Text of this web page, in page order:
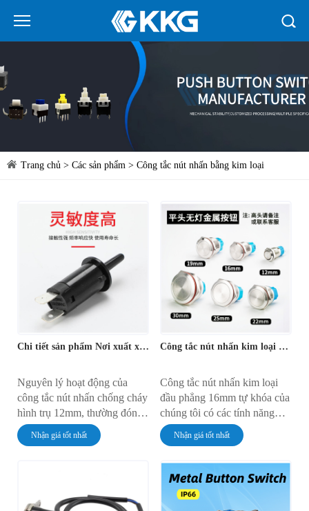
Trang chủ > Các sản phẩm > Công tắc nút nhấn bằng kim loại
Chi tiết sản phẩm Nơi xuất xứ: Trung Quốc Tên thương hiệu: KKG Số hiệu: PB12-1 Điều khoản thanh toán và vận chuyển Số lượng đ
Nguyên lý hoạt động của
công tắc nút nhấn chống cháy
hình trụ 12mm, thường đóng,
thường mở, thường mở,
thường đóng, thường mở,
trong và cách thức hoạt động
Nhận giá tốt nhất
Công tắc nút nhấn kim loại 16mm
Công tắc nút nhấn kim loại
đầu phẳng 16mm tự khóa của
chúng tôi có các tính năng
sau: 1. hai loại hoạt động: tự
khóa và tự đặt lại 2. tiếp điểm
vời 3. vỏ chống cháy, cấp độ
chống nước IP66 4. chân hàn
dòng điện cao, hệ thống dây
Nhận giá tốt nhất